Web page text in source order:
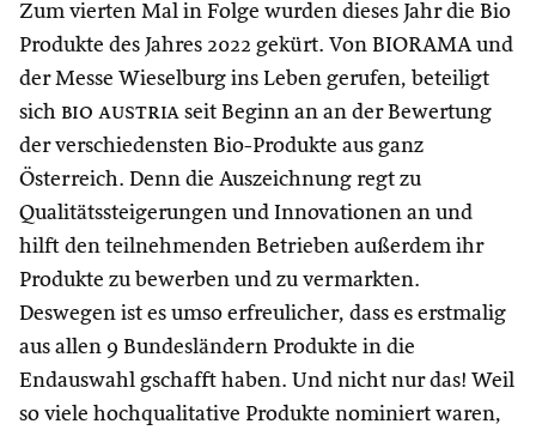
Zum vierten Mal in Folge wurden dieses Jahr die Bio
Produkte des Jahres 2022 gekürt. Von BIORAMA und
der Messe Wieselburg ins Leben gerufen, beteiligt
sich bio austria seit Beginn an an der Bewertung
der verschiedensten Bio-Produkte aus ganz
Österreich. Denn die Auszeichnung regt zu
Qualitätssteigerungen und Innovationen an und
hilft den teilnehmenden Betrieben außerdem ihr
Produkte zu bewerben und zu vermarkten.
Deswegen ist es umso erfreulicher, dass es erstmalig
aus allen 9 Bundesländern Produkte in die
Endauswahl gschafft haben. Und nicht nur das! Weil
so viele hochqualitative Produkte nominiert waren,